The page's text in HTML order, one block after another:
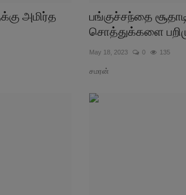
அமிர்த
பங்குச்சந்தை
சொத்துக்களை
May 18, 2023 0 135
சமரன்